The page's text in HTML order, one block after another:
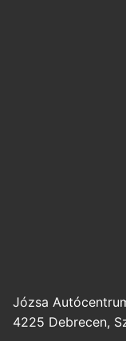
Józsa
4225 Debrecen,